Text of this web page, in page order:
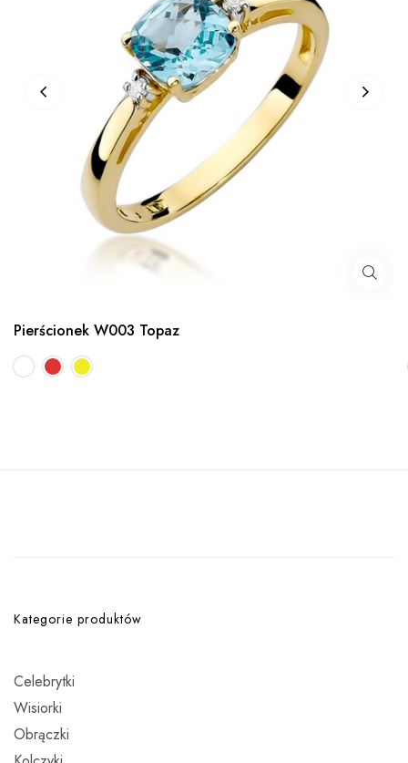
Pierścionek W003 Topaz
Kategorie produktów
Celebrytki
Wisiorki
Obrączki